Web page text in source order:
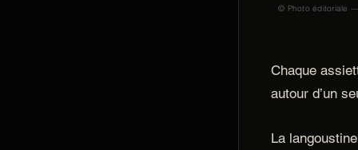
© Photo éditoriale
Chaque
autour d’un
La